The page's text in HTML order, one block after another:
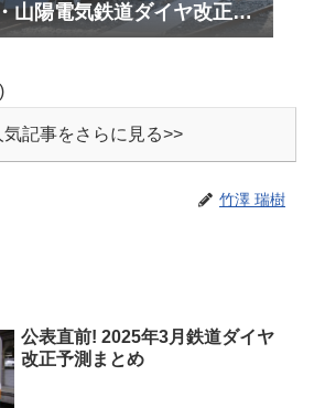
陽電気鉄道ダイヤ改正予
)
気記事をさらに見る>>
竹澤 瑞樹
公表直前! 2025年3月鉄道ダイヤ
改正予測まとめ